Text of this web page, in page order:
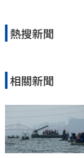
熱搜新聞
相關新聞